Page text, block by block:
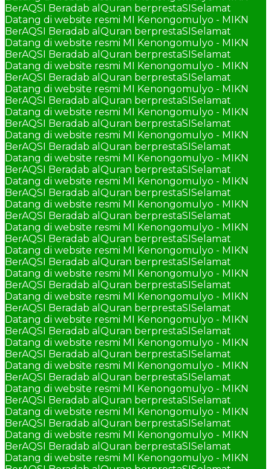
BerAQSI Beradab alQuran berprestaSISelamat
Datang di website resmi MI Kenongomulyo - MIKN
BerAQSI Beradab alQuran berprestaSISelamat
Datang di website resmi MI Kenongomulyo - MIKN
BerAQSI Beradab alQuran berprestaSISelamat
Datang di website resmi MI Kenongomulyo - MIKN
BerAQSI Beradab alQuran berprestaSISelamat
Datang di website resmi MI Kenongomulyo - MIKN
BerAQSI Beradab alQuran berprestaSISelamat
Datang di website resmi MI Kenongomulyo - MIKN
BerAQSI Beradab alQuran berprestaSISelamat
Datang di website resmi MI Kenongomulyo - MIKN
BerAQSI Beradab alQuran berprestaSISelamat
Datang di website resmi MI Kenongomulyo - MIKN
BerAQSI Beradab alQuran berprestaSISelamat
Datang di website resmi MI Kenongomulyo - MIKN
BerAQSI Beradab alQuran berprestaSISelamat
Datang di website resmi MI Kenongomulyo - MIKN
BerAQSI Beradab alQuran berprestaSISelamat
Datang di website resmi MI Kenongomulyo - MIKN
BerAQSI Beradab alQuran berprestaSISelamat
Datang di website resmi MI Kenongomulyo - MIKN
BerAQSI Beradab alQuran berprestaSISelamat
Datang di website resmi MI Kenongomulyo - MIKN
BerAQSI Beradab alQuran berprestaSISelamat
Datang di website resmi MI Kenongomulyo - MIKN
BerAQSI Beradab alQuran berprestaSISelamat
Datang di website resmi MI Kenongomulyo - MIKN
BerAQSI Beradab alQuran berprestaSISelamat
Datang di website resmi MI Kenongomulyo - MIKN
BerAQSI Beradab alQuran berprestaSISelamat
Datang di website resmi MI Kenongomulyo - MIKN
BerAQSI Beradab alQuran berprestaSISelamat
Datang di website resmi MI Kenongomulyo - MIKN
BerAQSI Beradab alQuran berprestaSISelamat
Datang di website resmi MI Kenongomulyo - MIKN
BerAQSI Beradab alQuran berprestaSISelamat
Datang di website resmi MI Kenongomulyo - MIKN
BerAQSI Beradab alQuran berprestaSISelamat
Datang di website resmi MI Kenongomulyo - MIKN